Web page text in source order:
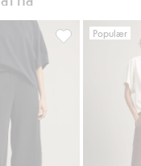
Legg til i
Sweatpants
Populær